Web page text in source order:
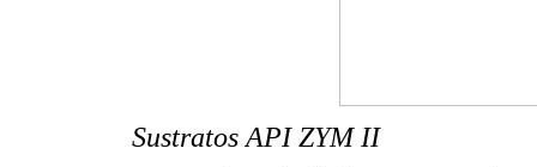
Sustratos API ZYM II